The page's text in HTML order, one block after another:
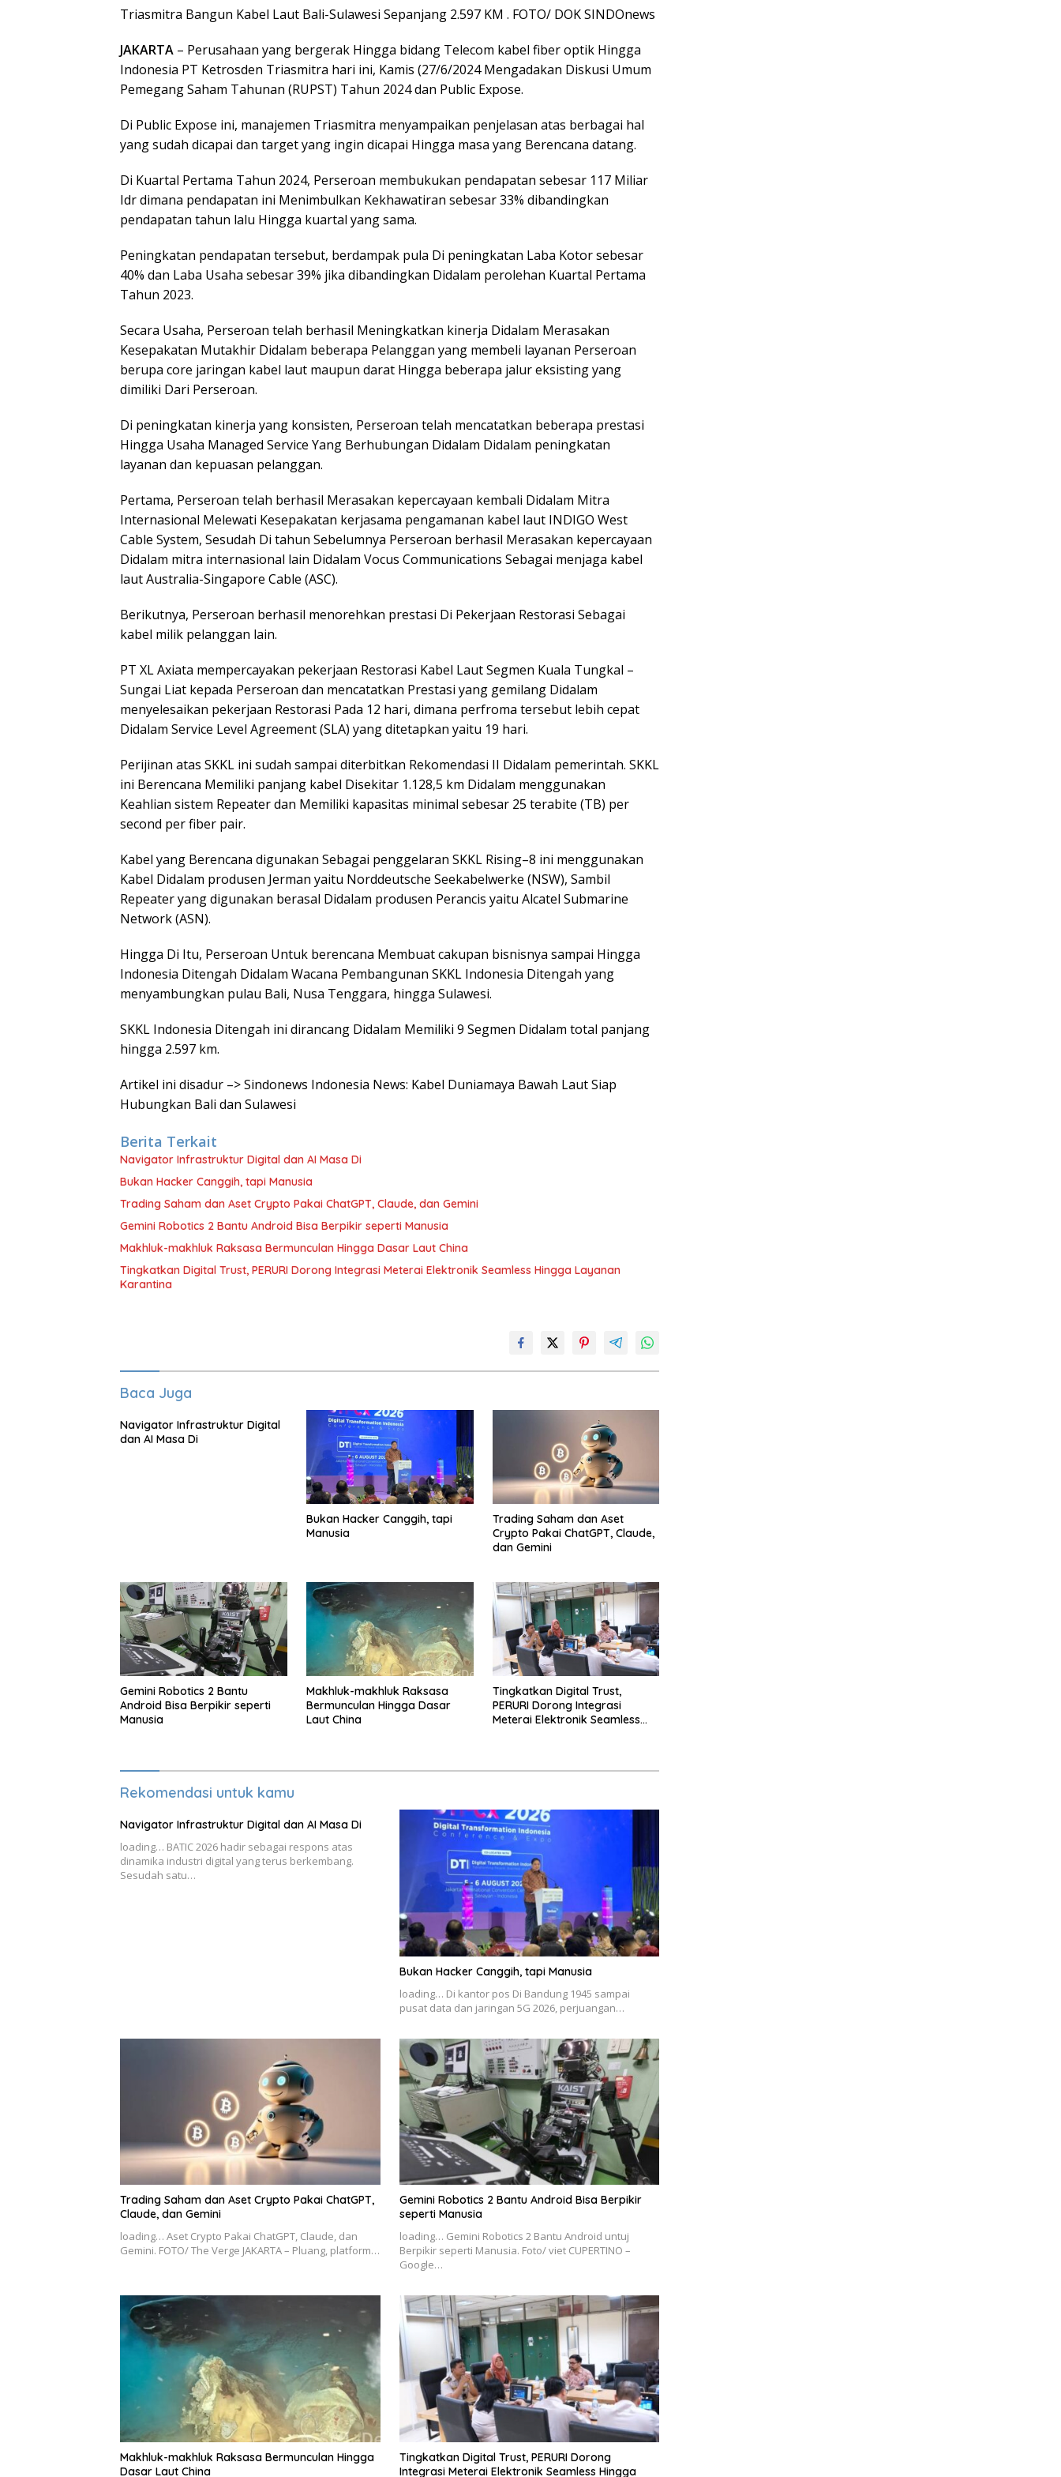
Triasmitra Bangun Kabel Laut Bali-Sulawesi Sepanjang 2.597 KM . FOTO/ DOK SINDOnews
JAKARTA – Perusahaan yang bergerak Hingga bidang Telecom kabel fiber optik Hingga
Indonesia PT Ketrosden Triasmitra hari ini, Kamis (27/6/2024 Mengadakan Diskusi Umum
Pemegang Saham Tahunan (RUPST) Tahun 2024 dan Public Expose.
Di Public Expose ini, manajemen Triasmitra menyampaikan penjelasan atas berbagai hal
yang sudah dicapai dan target yang ingin dicapai Hingga masa yang Berencana datang.
Di Kuartal Pertama Tahun 2024, Perseroan membukukan pendapatan sebesar 117 Miliar
Idr dimana pendapatan ini Menimbulkan Kekhawatiran sebesar 33% dibandingkan
pendapatan tahun lalu Hingga kuartal yang sama.
Peningkatan pendapatan tersebut, berdampak pula Di peningkatan Laba Kotor sebesar
40% dan Laba Usaha sebesar 39% jika dibandingkan Didalam perolehan Kuartal Pertama
Tahun 2023.
Secara Usaha, Perseroan telah berhasil Meningkatkan kinerja Didalam Merasakan
Kesepakatan Mutakhir Didalam beberapa Pelanggan yang membeli layanan Perseroan
berupa core jaringan kabel laut maupun darat Hingga beberapa jalur eksisting yang
dimiliki Dari Perseroan.
Di peningkatan kinerja yang konsisten, Perseroan telah mencatatkan beberapa prestasi
Hingga Usaha Managed Service Yang Berhubungan Didalam Didalam peningkatan
layanan dan kepuasan pelanggan.
Pertama, Perseroan telah berhasil Merasakan kepercayaan kembali Didalam Mitra
Internasional Melewati Kesepakatan kerjasama pengamanan kabel laut INDIGO West
Cable System, Sesudah Di tahun Sebelumnya Perseroan berhasil Merasakan kepercayaan
Didalam mitra internasional lain Didalam Vocus Communications Sebagai menjaga kabel
laut Australia-Singapore Cable (ASC).
Berikutnya, Perseroan berhasil menorehkan prestasi Di Pekerjaan Restorasi Sebagai
kabel milik pelanggan lain.
PT XL Axiata mempercayakan pekerjaan Restorasi Kabel Laut Segmen Kuala Tungkal –
Sungai Liat kepada Perseroan dan mencatatkan Prestasi yang gemilang Didalam
menyelesaikan pekerjaan Restorasi Pada 12 hari, dimana perfroma tersebut lebih cepat
Didalam Service Level Agreement (SLA) yang ditetapkan yaitu 19 hari.
Perijinan atas SKKL ini sudah sampai diterbitkan Rekomendasi II Didalam pemerintah. SKKL
ini Berencana Memiliki panjang kabel Disekitar 1.128,5 km Didalam menggunakan
Keahlian sistem Repeater dan Memiliki kapasitas minimal sebesar 25 terabite (TB) per
second per fiber pair.
Kabel yang Berencana digunakan Sebagai penggelaran SKKL Rising–8 ini menggunakan
Kabel Didalam produsen Jerman yaitu Norddeutsche Seekabelwerke (NSW), Sambil
Repeater yang digunakan berasal Didalam produsen Perancis yaitu Alcatel Submarine
Network (ASN).
Hingga Di Itu, Perseroan Untuk berencana Membuat cakupan bisnisnya sampai Hingga
Indonesia Ditengah Didalam Wacana Pembangunan SKKL Indonesia Ditengah yang
menyambungkan pulau Bali, Nusa Tenggara, hingga Sulawesi.
SKKL Indonesia Ditengah ini dirancang Didalam Memiliki 9 Segmen Didalam total panjang
hingga 2.597 km.
Artikel ini disadur –> Sindonews Indonesia News: Kabel Duniamaya Bawah Laut Siap
Hubungkan Bali dan Sulawesi
Berita Terkait
Navigator Infrastruktur Digital dan AI Masa Di
Bukan Hacker Canggih, tapi Manusia
Trading Saham dan Aset Crypto Pakai ChatGPT, Claude, dan Gemini
Gemini Robotics 2 Bantu Android Bisa Berpikir seperti Manusia
Makhluk-makhluk Raksasa Bermunculan Hingga Dasar Laut China
Tingkatkan Digital Trust, PERURI Dorong Integrasi Meterai Elektronik Seamless Hingga Layanan
Karantina
Baca Juga
Navigator Infrastruktur Digital
dan AI Masa Di
Bukan Hacker Canggih, tapi
Manusia
Trading Saham dan Aset
Crypto Pakai ChatGPT, Claude,
dan Gemini
Gemini Robotics 2 Bantu
Android Bisa Berpikir seperti
Manusia
Makhluk-makhluk Raksasa
Bermunculan Hingga Dasar
Laut China
Tingkatkan Digital Trust,
PERURI Dorong Integrasi
Meterai Elektronik Seamless
Rekomendasi untuk kamu
Navigator Infrastruktur Digital dan AI Masa Di
loading… BATIC 2026 hadir sebagai respons atas
dinamika industri digital yang terus berkembang.
Sesudah satu…
Bukan Hacker Canggih, tapi Manusia
loading… Di kantor pos Di Bandung 1945 sampai
pusat data dan jaringan 5G 2026, perjuangan…
Trading Saham dan Aset Crypto Pakai ChatGPT,
Claude, dan Gemini
loading… Aset Crypto Pakai ChatGPT, Claude, dan
Gemini. FOTO/ The Verge JAKARTA – Pluang, platform…
Gemini Robotics 2 Bantu Android Bisa Berpikir
seperti Manusia
loading… Gemini Robotics 2 Bantu Android untuj
Berpikir seperti Manusia. Foto/ viet CUPERTINO –
Google…
Makhluk-makhluk Raksasa Bermunculan Hingga
Dasar Laut China
Tingkatkan Digital Trust, PERURI Dorong
Integrasi Meterai Elektronik Seamless Hingga